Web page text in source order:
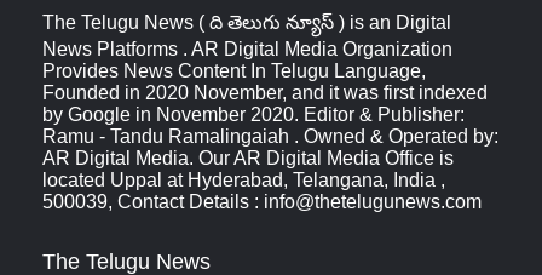
The Telugu News ( ది తెలుగు న్యూస్‌ ) is an Digital
News Platforms . AR Digital Media Organization
Provides News Content In Telugu Language,
Founded in 2020 November, and it was first indexed
by Google in November 2020. Editor & Publisher:
Ramu - Tandu Ramalingaiah . Owned & Operated by:
AR Digital Media. Our AR Digital Media Office is
located Uppal at Hyderabad, Telangana, India ,
500039, Contact Details : info@thetelugunews.com
The Telugu News